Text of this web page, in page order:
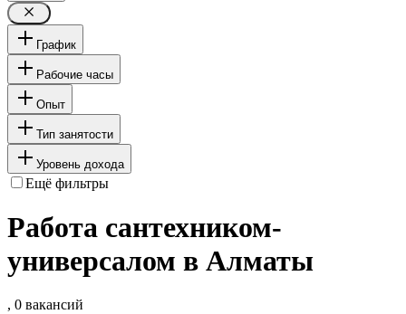
График
Рабочие часы
Опыт
Тип занятости
Уровень дохода
Ещё фильтры
Работа сантехником-
универсалом в Алматы
, 0 вакансий